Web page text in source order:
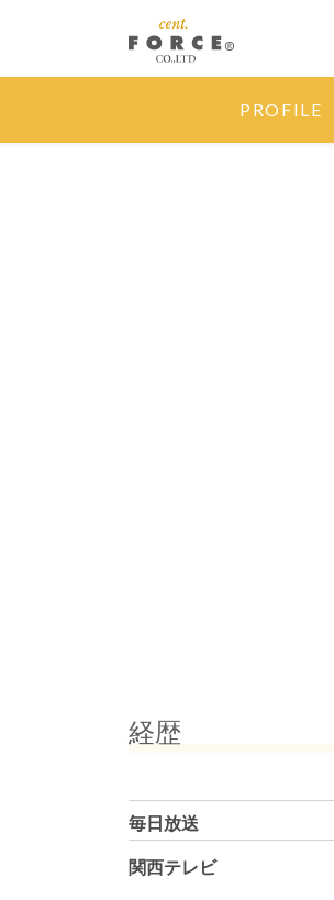
PROFILE
経歴
毎日放送
関西テレビ